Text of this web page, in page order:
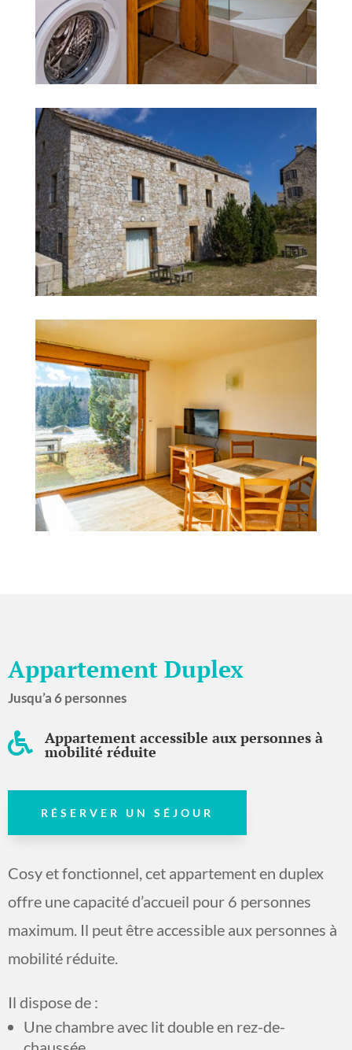
Appartement Duplex
Jusqu’a 6 personnes
 Appartement accessible aux personnes à
mobilité réduite
RÉSERVER UN SÉJOUR
Cosy et fonctionnel, cet appartement en duplex
offre une capacité d’accueil pour 6 personnes
maximum. Il peut être accessible aux personnes à
mobilité réduite.
Il dispose de :
Une chambre avec lit double en rez-de-